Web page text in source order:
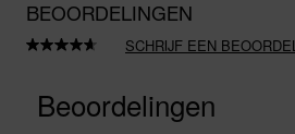
BEOORDELINGEN
SCHRIJF EEN